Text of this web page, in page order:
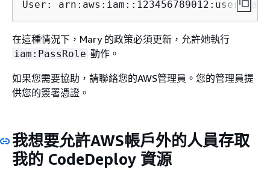
User: arn:aws:iam::123456789012:user/
在這種情況下，Mary 的政策必須更新，允許她執行
iam:PassRole 動作。
如果您需要協助，請聯絡您的AWS管理員。您的管理員提
供您的簽署憑證。
我想要允許AWS帳戶外的人員存取
我的 CodeDeploy 資源